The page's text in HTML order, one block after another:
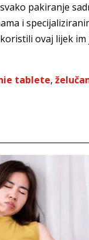
pakiranje
i
ovaj lijek
tablete,